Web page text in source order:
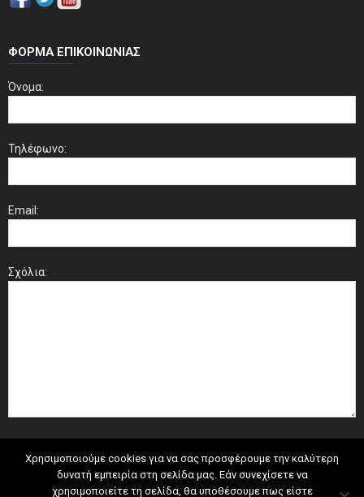
ΦΌΡΜΑ ΕΠΙΚΟΙΝΩΝΊΑΣ
Όνομα:
Τηλέφωνο:
Email:
Σχόλια:
Χρησιμοποιούμε cookies για να σας προσφέρουμε την καλύτερη
δυνατή εμπειρία στη σελίδα μας. Εάν συνεχίσετε να
χρησιμοποιείτε τη σελίδα, θα υποθέσουμε πως είστε